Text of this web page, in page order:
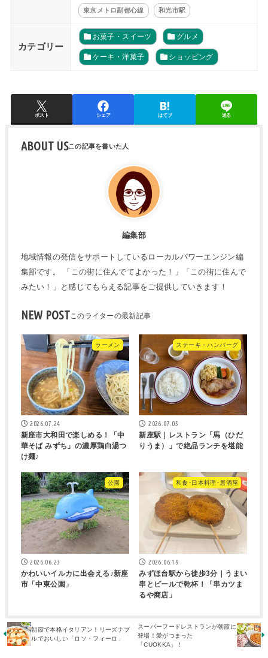
東京メトロ副都心線 和光市駅
カテゴリー
お菓子・スイーツ グルメ
ケーキ・洋菓子 ショッピング
ポスト シェア はてブ 送る
ABOUT US
編集部
地域情報の発信をサポートしているローカルパワーエンジン編
集部です。 「この街に住んでてよかった！」「この街に住んで
みたい！」と感じてもらえる記事をご提供していきます！
NEW POST
ラーメン
2026.07.24
新座市大和田で楽しめる！「中
華そば みずち」の濃厚鶏白湯つ
け麺♪
ステーキ・ハンバーグ
2026.07.05
新座駅｜レストラン「馬（ひだ
りうま）」で絶品ランチを堪能
公園
2026.06.23
かわいいイルカに出会える♪新座
市「中東公園」
和食･日本料理･居酒屋
2026.06.19
みずほ台駅から徒歩3分｜うまい
串とビールで乾杯！「串カツま
るや商店」
朝霞で本格イタリアン！リーズナブ
ルでおいしい「ロソ・フィーロ」
スーパーフードレストランが朝霞に
登場！愛がつまった
「CUOKKA」！